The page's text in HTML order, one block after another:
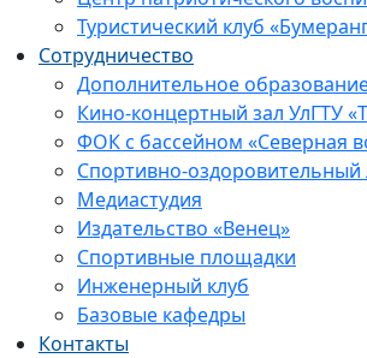
Туристический клуб
Сотрудничество
Дополнительное
Кино-концертный зал УлГТУ
ФОК с бассейном «Северная
Спортивно-оздоровительный
Медиастудия
Издательство «Венец»
Спортивные площадки
Инженерный клуб
Базовые кафедры
Контакты